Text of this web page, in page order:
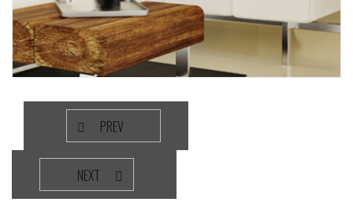
PREV
NEXT